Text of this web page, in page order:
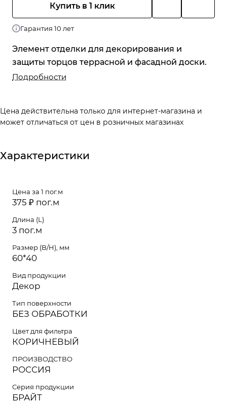
Купить в 1 клик
Гарантия 10 лет
Элемент отделки для декорирования и
защиты торцов террасной и фасадной доски.
Подробности
Цена действительна только для интернет-магазина и
может отличаться от цен в розничных магазинах
Характеристики
Цена за 1 пог.м
375 ₽ пог.м
Длина (L)
3 пог.м
Размер (B/H), мм
60*40
Вид продукции
Декор
Тип поверхности
БЕЗ ОБРАБОТКИ
Цвет для фильтра
КОРИЧНЕВЫЙ
ПРОИЗВОДСТВО
РОССИЯ
Серия продукции
БРАЙТ